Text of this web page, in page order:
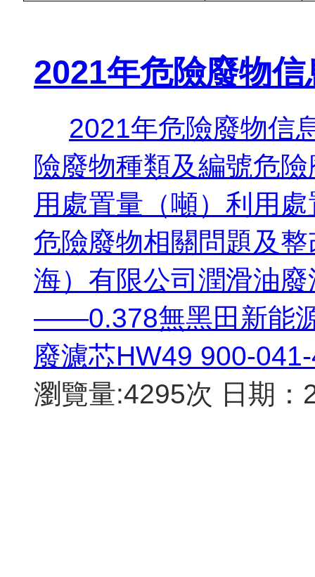
2021年危險廢物信
2021年危險廢物信
險廢物種類及編號危
用處置量（噸）利用
危險廢物相關問題及
海）有限公司潤滑油
——0.378無黑田新能
廢濾芯HW49 900-
瀏覽量:4295次 日期